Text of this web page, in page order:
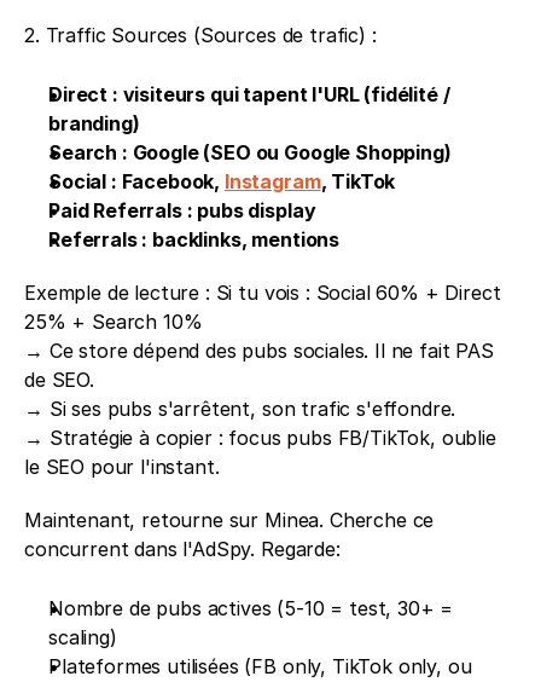
2. Traffic Sources (Sources de trafic) :
Direct : visiteurs qui tapent l'URL (fidélité /
branding)
Search : Google (SEO ou Google Shopping)
Social : Facebook, Instagram, TikTok
Paid Referrals : pubs display
Referrals : backlinks, mentions
Exemple de lecture : Si tu vois : Social 60% + Direct
25% + Search 10%
→ Ce store dépend des pubs sociales. Il ne fait PAS
de SEO.
→ Si ses pubs s'arrêtent, son trafic s'effondre.
→ Stratégie à copier : focus pubs FB/TikTok, oublie
le SEO pour l'instant.
Maintenant, retourne sur Minea. Cherche ce
concurrent dans l'AdSpy. Regarde:
Nombre de pubs actives (5-10 = test, 30+ =
scaling)
Plateformes utilisées (FB only, TikTok only, ou